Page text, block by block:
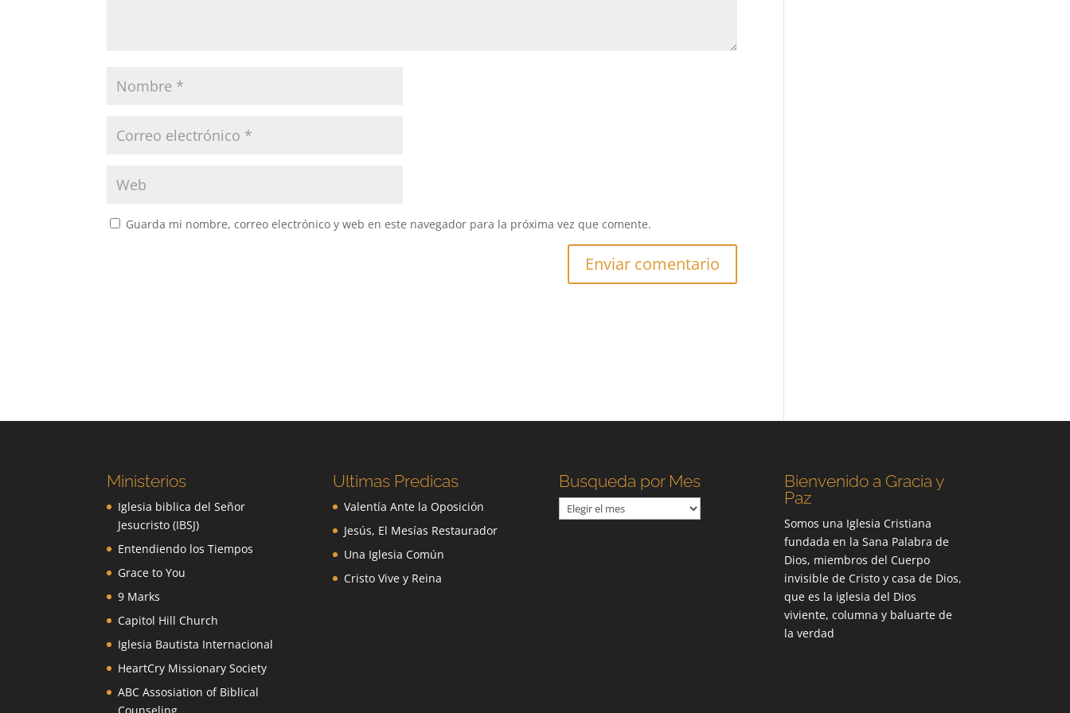
Guarda mi nombre, correo electrónico y web en este navegador para la próxima vez que comente.
Ministerios
Iglesia biblica del Señor
Jesucristo (IBSJ)
Entendiendo los Tiempos
Grace to You
9 Marks
Capitol Hill Church
Iglesia Bautista Internacional
HeartCry Missionary Society
ABC Assosiation of Biblical
Counseling
Ultimas Predicas
Valentía Ante la Oposición
Jesús, El Mesías Restaurador
Una Iglesia Común
Cristo Vive y Reina
Busqueda por Mes
Busqueda
por
Bienvenido a Gracia y
Paz
Somos una Iglesia Cristiana
fundada en la Sana Palabra de
Dios, miembros del Cuerpo
invisible de Cristo y casa de Dios,
que es la iglesia del Dios
viviente, columna y baluarte de
la verdad